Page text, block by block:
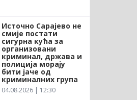
Источно Сарајево не
смије постати
сигурна кућа за
организовани
криминал, држава и
полиција морају
бити јаче од
криминалних група
04.08.2026 | 12:30